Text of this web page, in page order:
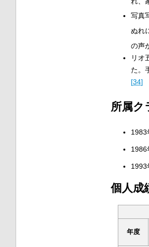
写真
ぬれ
の声
リオ
た。
[34]
所属ク
1983
1986
1993
個人成
年度